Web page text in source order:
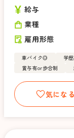
給与
業種
雇用形態
車バイク◎ 学
賞与有or歩合制
気にな